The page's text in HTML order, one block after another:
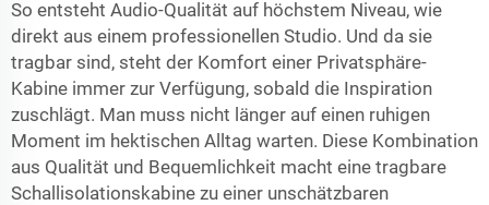
So entsteht Audio-Qualität auf höchstem Niveau, wie
direkt aus einem professionellen Studio. Und da sie
tragbar sind, steht der Komfort einer Privatsphäre-
Kabine immer zur Verfügung, sobald die Inspiration
zuschlägt. Man muss nicht länger auf einen ruhigen
Moment im hektischen Alltag warten. Diese Kombination
aus Qualität und Bequemlichkeit macht eine tragbare
Schallisolationskabine zu einer unschätzbaren